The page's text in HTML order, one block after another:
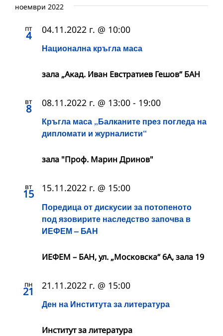
ноември 2022
пт
4
Национална кръгла маса
04.11.2022 г. @ 10:00
зала „Акад. Иван Евстратиев Гешов“ БАН
вт
8
Кръгла маса „Балканите прeз погледа на
дипломати и журналисти“
08.11.2022 г. @ 13:00 - 19:00
зала "Проф. Марин Дринов"
вт
15
Поредица от дискусии за потопеното
под язовирите наследство започва в
ИЕФЕМ – БАН
15.11.2022 г. @ 15:00
ИЕФЕМ – БАН, ул. „Московска“ 6А, зала 19
пн
21
Ден на Института за литература
21.11.2022 г. @ 15:00
Институт за литература